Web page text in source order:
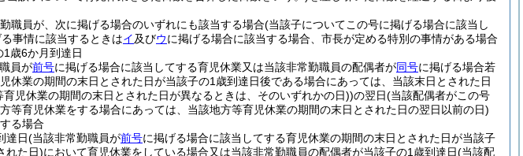
職員が、次に掲げる場合のいずれにも該当する場合(当該子についてこの号に掲げる場合に該当し
事情に該当するときはイ及びウに掲げる場合に該当する場合、市長が定める特別の事情がある場合
歳6か月到達日
員が前号に掲げる場合に該当してする育児休業又は当該非常勤職員の配偶者が同号に掲げる場合若
休業の期間の末日とされた日が当該子の1歳到達日後である場合にあっては、当該末日とされた日
児休業の期間の末日とされた日が異なるときは、そのいずれかの日))の翌日(当該配偶者がこの号
等育児休業をする場合にあっては、当該地方等育児休業の期間の末日とされた日の翌日以前の日)
る場合
達日(当該非常勤職員が前号に掲げる場合に該当してする育児休業の期間の末日とされた日が当該子
れた日)において育児休業をしている場合又は当該非常勤職員の配偶者が当該子の1歳到達日(当該配